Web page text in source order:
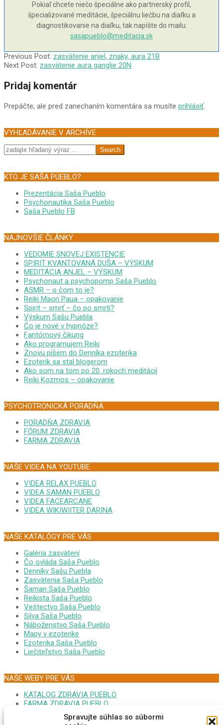
Spravujte súhlas so súbormi
Pokiaľ chcete niečo špeciálne ako partnerský profil,
špecializované meditácie, špeciálnu liečbu na diaľku a
diagnostikovanie na diaľku, tak napíšte do mailu:
sasapueblo@meditacia.sk
2010-
10-
Previous Post: zasvätenie anjel, znaky, aura 21B
Next Post: zasvätenie aura ganglie 20N
Pridaj komentár
Prepáčte, ale pred zanechaním komentára sa musíte prihlásiť.
VYHĽADÁVANIE V ARCHÍVE
Search
KTO JE SAŠA PUEBLO?
Prezentácia Saša Pueblo
Psychonautika Saša Pueblo
Saša Pueblo FB
NAJNOVŠIE ČLÁNKY
VEDOMIE SNOVEJ EXISTENCIE
SPIRIT KVANTOVANÁ DUŠA – VÝSKUM
MEDITÁCIA ANJEL – VÝSKUM
Psychonaut a psychopomp Saša Pueblo
ASMR – o čom to je?
Reiki Maori Paua – opakovanie
Spirit – smrť – čo po smrti?
Výskum Sašu Puebla
Čo je nové v hypnóze?
Fantómový čikung
Ako programujem Reiki
Znovu píšem do Denníka ezoterika
Ezoterik sa stal blogerom
Ako som na tom po 20. rokoch meditácií
Reiki Kozmos – opakovanie
PSYCHOTRONICKÁ PORADŇA
PORADŇA ZDRAVIA
FÓRUM ZDRAVIA
FARMA ZDRAVIA
NAŠE VIDEA NA YOUTUBE
VIDEA RELAX PUEBLO
VIDEA SAMAN PUEBLO
VIDEA FACEARCANE
VIDEA WIKIWIITER DARINA
NAŠE KATALÓGY PRE VÁS
Galéria zasvätení
Čo ovláda Saša Pueblo
Denníky Sašu Puebla
Zasvätenia Saša Pueblo
Šaman Saša Pueblo
Reikista Saša Pueblo
Veštectvo Saša Pueblo
Silva Saša Pueblo
Náboženstvo Saša Pueblo
Mapy v ezoterike
Ezoterika Saša Pueblo
Liečiteľstvo Saša Pueblo
NAŠE WEBY PRE VÁS
KATALOG ZDRAVIA PUEBLO
FARMA ZDRAVIA PUEBLO
FORUM EZOTERIKA DARINA
MONITOR GOOPLEX SASA